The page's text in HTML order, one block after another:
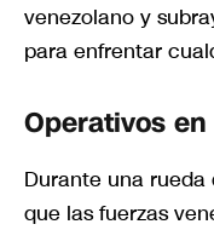
venezolano y
para enfrentar
Operativos
Durante una
que las fuerzas